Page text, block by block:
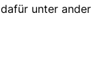
unter